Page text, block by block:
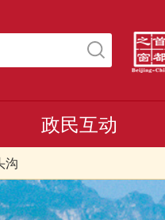
政民互动
沟